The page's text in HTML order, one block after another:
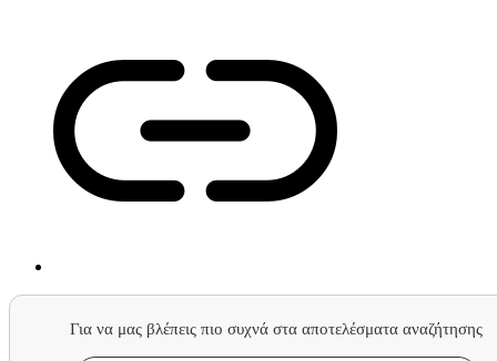
Για να μας βλέπεις πιο συχνά στα αποτελέσματα αναζήτησης